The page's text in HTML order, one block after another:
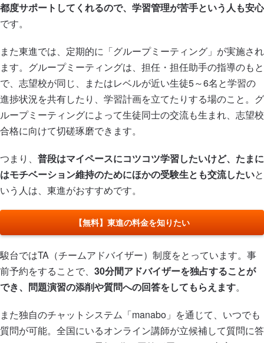
都度サポートしてくれるので、学習管理が苦手という人も安心
です。
また東進では、定期的に「グループミーティング」が実施され
ます。グループミーティングは、担任・担任助手の指導のもと
で、志望校が同じ、またはレベルが近い生徒5～6名と学習の
進捗状況を共有したり、学習計画を立てたりする場のこと。グ
ループミーティングによって生徒同士の交流も生まれ、志望校
合格に向けて切磋琢磨できます。
つまり、 普段はマイペースにコツコツ学習したいけど、たまに
はモチベーション維持のためにほかの受験生とも交流したいと
いう人は、東進がおすすめです。
【無料】東進の料金を知りたい
駿台ではTA（チームアドバイザー）制度をとっています。事
前予約をすることで、 30分間アドバイザーを独占することが
でき、問題演習の添削や質問への回答をしてもらえます。
また独自のチャットシステム「manabo」を通じて、いつでも
質問が可能。全国にいるオンライン講師が立候補して質問に答